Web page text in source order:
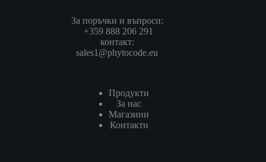
За поръчки и въпроси:
+359 888 206 291
контакт:
sales1@phytocode.eu
Продукти
За нас
Магазини
Контакти